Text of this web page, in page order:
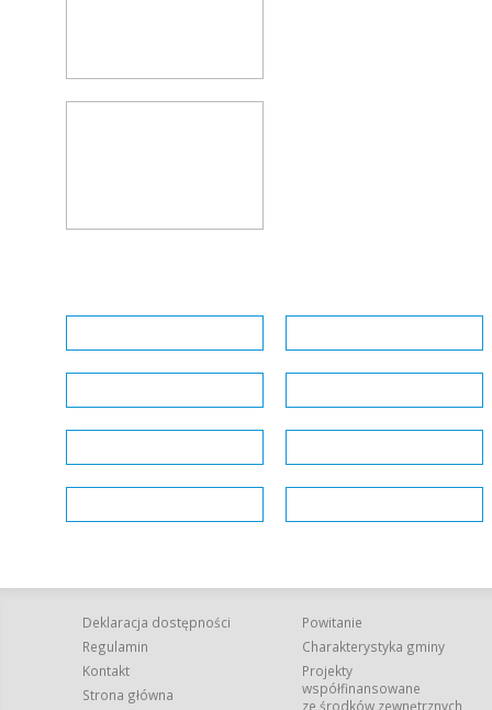
Deklaracja dostępności
Regulamin
Kontakt
Strona główna
Powitanie
Charakterystyka gminy
Projekty
współfinansowane
ze środków zewnętrznych